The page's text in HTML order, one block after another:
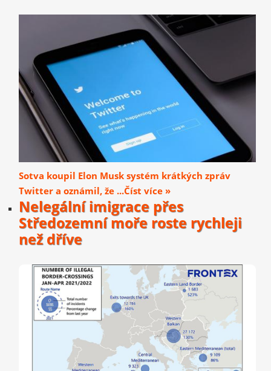
Sotva koupil Elon Musk systém krátkých zpráv
Twitter a oznámil, že ...Číst více »
Nelegální imigrace přes
Středozemní moře roste rychleji
než dříve